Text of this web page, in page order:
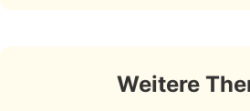
Weitere